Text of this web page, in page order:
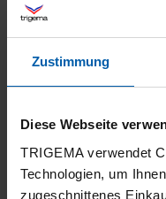
Zustimmung
Diese Webseite
TRIGEMA verwendet
Technologien, um
zugeschnittenes
T-shirt with
from 43,50 €